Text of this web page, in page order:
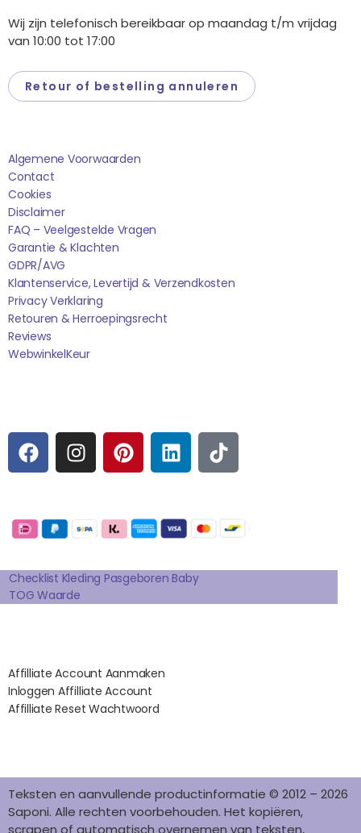
Wij zijn telefonisch bereikbaar op maandag t/m vrijdag
van 10:00 tot 17:00
Retour of bestelling annuleren
Algemene Voorwaarden
Contact
Cookies
Disclaimer
FAQ – Veelgestelde Vragen
Garantie & Klachten
GDPR/AVG
Klantenservice, Levertijd & Verzendkosten
Privacy Verklaring
Retouren & Herroepingsrecht
Reviews
WebwinkelKEur
F
A
C
B
O
O
K
I
N
S
A
R
A
M
P
I
N
E
R
E
S
T
L
I
N
E
D
I
N
T
I
K
O
K
Checklist Kleding Pasgeboren Baby
TOG Waarde
Affilliate Account Aanmaken
Inloggen Affilliate Account
Affilliate Reset Wachtwoord
Teksten en aanvullende productinformatie © 2012 – 2026
Saponi. Alle rechten voorbehouden. Het kopiëren,
scrapen of automatisch overnemen van teksten,